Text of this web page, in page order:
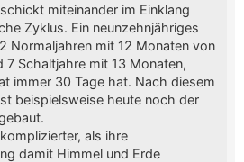
miteinander im Einklang
Zyklus. Ein neunzehnjähriges
Normaljahren mit 12 Monaten von
7 Schaltjahre mit 13 Monaten,
immer 30 Tage hat. Nach diesem
beispielsweise heute noch der
als ihre
damit Himmel und Erde